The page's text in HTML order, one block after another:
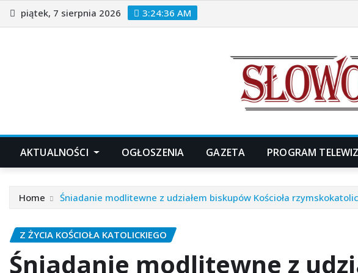
Skip
to
piątek, 7 sierpnia 2026 3:24:38 AM
AKTUALNOŚCI OGŁOSZENIA GAZETA PROGRAM
Home Śniadanie modlitewne z udziałem biskupów Kościoła
Z ŻYCIA KOŚCIOŁA KATOLICKIEGO
Śniadanie modlitewne z